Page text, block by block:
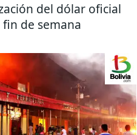
del dólar oficial
de semana